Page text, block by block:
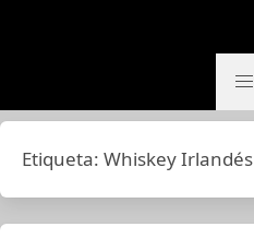
Etiqueta: Whiskey Irlandés